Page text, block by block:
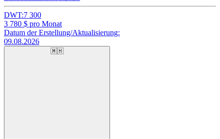
DWT:7 300
3 780 $ pro Monat
Datum der Erstellung/Aktualisierung:
09.08.2026
🇲🇭